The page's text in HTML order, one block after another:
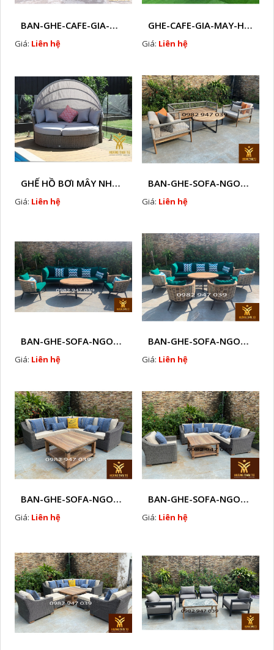
BAN-GHE-CAFE-GIA-MAY-HTT - L86
Giá: Liên hệ
GHE-CAFE-GIA-MAY-HTT - L81
Giá: Liên hệ
GHẾ HỒ BƠI MÂY NHỰA HTT - B38
Giá: Liên hệ
BAN-GHE-SOFA-NGOAI-TROI-GIA-MAY-KN12
Giá: Liên hệ
BAN-GHE-SOFA-NGOAI-TROI-GIA-MAY-KN11
Giá: Liên hệ
BAN-GHE-SOFA-NGOAI-TROI-GIA-MAY-KN10
Giá: Liên hệ
BAN-GHE-SOFA-NGOAI-TROI-GIA-MAY-KN8
Giá: Liên hệ
BAN-GHE-SOFA-NGOAI-TROI-GIA-MAY-KN7
Giá: Liên hệ